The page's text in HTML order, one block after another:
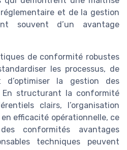
et de la gestion
souvent d’un avantage
de conformité robustes
les processus, de
la gestion des
En structurant la conformité
clairs, l’organisation
efficacité opérationnelle, ce
conformités avantages
techniques peuvent